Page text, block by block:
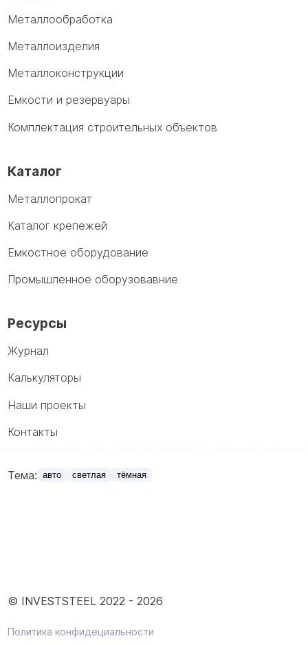
Металлообработка
Металлоизделия
Металлоконструкции
Емкости и резервуары
Комплектация строительных объектов
Каталог
Металлопрокат
Каталог крепежей
Емкостное оборудование
Промышленное оборузовавние
Ресурсы
Журнал
Калькуляторы
Наши проекты
Контакты
Тема: авто светлая тёмная
© INVESTSTEEL 2022 - 2026
Политика конфидециальности